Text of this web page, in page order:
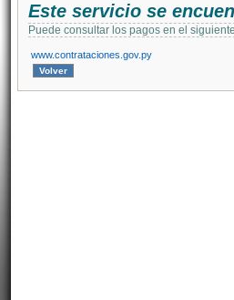
Este servicio se
Puede consultar los pagos en el
www.contrataciones.gov.py